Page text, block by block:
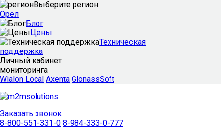
Выберите регион:
Орёл
Блог
Цены
Техническая
поддержка
Личный кабинет
мониторинга
Wialon Local Axenta GlonassSoft
Заказать звонок
8-800-551-331-0 8-984-333-0-777